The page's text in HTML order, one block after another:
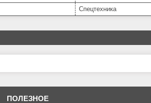
Спецтехника
ПОЛЕЗНОЕ